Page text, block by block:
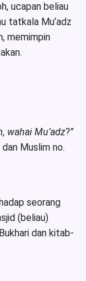
ucapan beliau
tatkala Mu’adz
memimpin
wahai Mu’adz?”
Muslim no.
seorang
(beliau)
dan kitab-